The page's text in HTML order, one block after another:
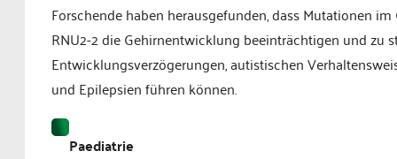
Forschende haben herausgefunden, dass Mutationen im
RNU2-2 die Gehirnentwicklung beeinträchtigen und zu
Entwicklungsverzögerungen, autistischen
und Epilepsien führen können.
Paediatrie